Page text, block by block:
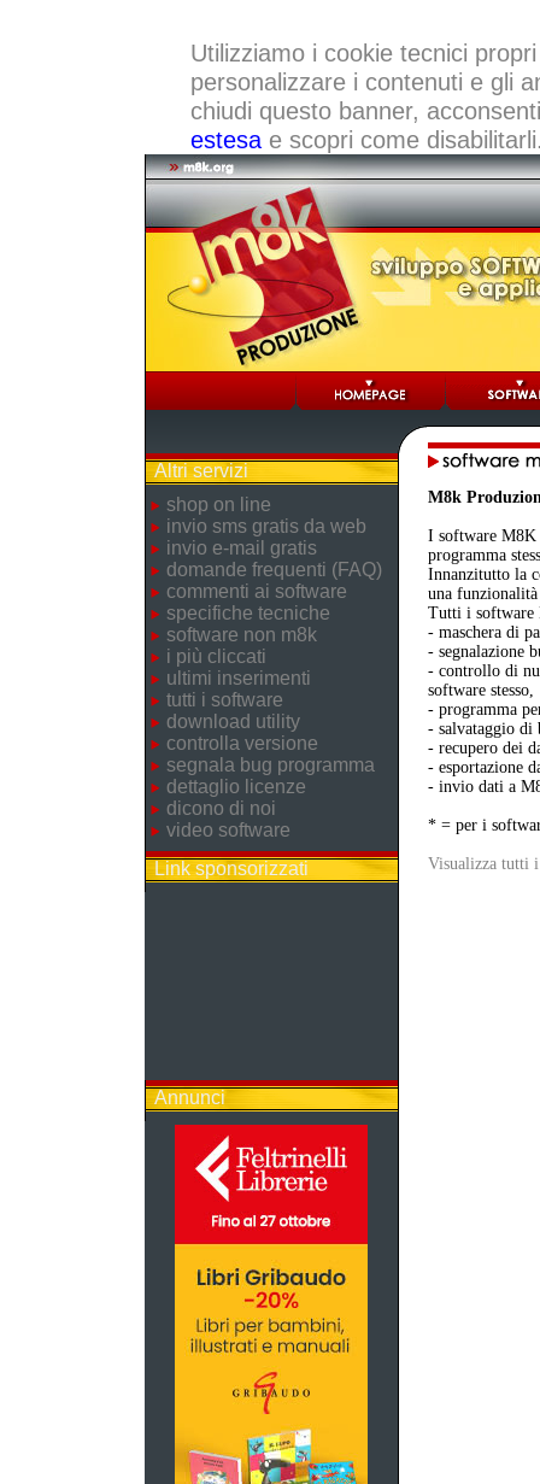
Utilizziamo i cookie tecnici
personalizzare i contenuti e gli
chiudi questo banner,
estesae scopri come
Altri servizi
shop on line
invio sms gratis da web
invio e-mail gratis
domande frequenti (FAQ)
commenti ai software
specifiche tecniche
software non m8k
i più cliccati
ultimi inserimenti
tutti i software
download utility
controlla versione
segnala bug programma
dettaglio licenze
dicono di noi
video software
Link sponsorizzati
Annunci
M8k
I software M8K
programma
Innanzitutto la
una
Tutti i software
- maschera di
- segnalazione
- controllo di
software stesso,
- programma
- salvataggio di
- recupero dei
- esportazione
- invio dati a
* = per i
Visualizza tutti